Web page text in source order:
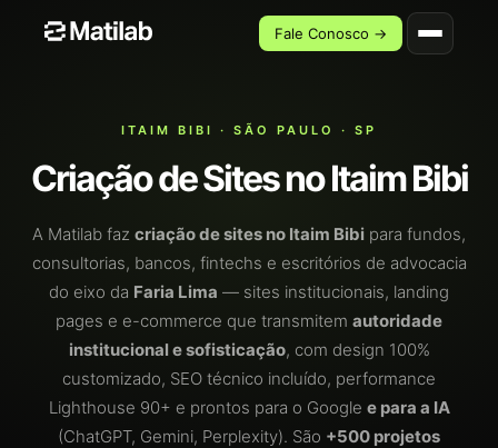
Fale Conosco →
ITAIM BIBI · SÃO PAULO · SP
Criação de Sites no Itaim Bibi
A Matilab faz criação de sites no Itaim Bibi para fundos,
consultorias, bancos, fintechs e escritórios de advocacia
do eixo da Faria Lima — sites institucionais, landing
pages e e-commerce que transmitem autoridade
institucional e sofisticação, com design 100%
customizado, SEO técnico incluído, performance
Lighthouse 90+ e prontos para o Google e para a IA
(ChatGPT, Gemini, Perplexity). São +500 projetos